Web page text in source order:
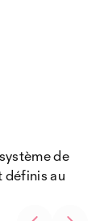
de
définis au